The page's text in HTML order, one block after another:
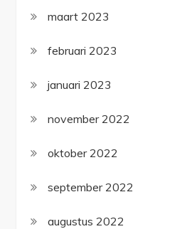
maart 2023
februari 2023
januari 2023
november 2022
oktober 2022
september 2022
augustus 2022